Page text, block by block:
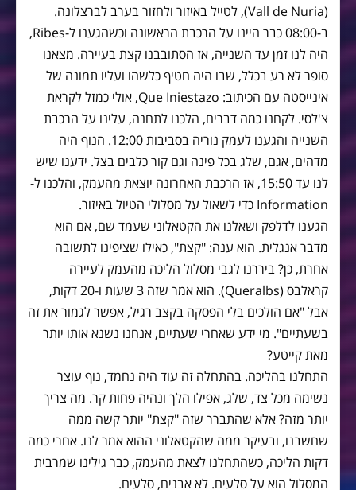
(Vall de Nuria), לטייל באיזור ולחזור בערב לברצלונה.
ב-08:00 כבר היינו על הרכבת הראשונה וכשהגענו ל-Ribes,
היה לנו זמן עד השנייה, אז הסתובבנו קצת בעיירה. מצאנו
סופר לא רע בכלל, שבו היה חטיף כלשהו ועליו תמונה של
אינייסטה עם הכיתוב: Que Iniestazo, אולי כמזל לקראת
צ'לסי. לקחנו כמה דברים, הלכנו לתחנה, עלינו על הרכבת
השנייה והגענו לעמק נוריה בסביבות 12:00. הנוף היה
מדהים, אגם, שלג בכל פינה וגם קור כלבים בצל. ידענו שיש
לנו עד 15:50, אז הרכבת האחרונה יוצאת מהעמק, והלכנו ל-
Information כדי לשאול על מסלולי הטיול באיזור.
הגענו לדלפק ושאלנו את הקטאלוני שעמד שם, אם הוא
מדבר אנגלית. הוא ענה: "קצת", כאילו שציפינו לתשובה
אחרת, כן? ביררנו לגבי מסלול הליכה מהעמק לעיירה
קראלבס (Queralbs). הוא אמר שזה 3 שעות ו-20 דקות,
אבל "אם הולכים בלי הפסקה בקצב רגיל, אפשר לגמור את זה
בשעתיים". מי ידע שאחרי שעתיים, אנחנו נשנא אותו יותר
מאת קייטע?
התחלנו בהליכה. בהתחלה זה עוד היה נחמד, נוף עוצר
נשימה מכל צד, שלג, אפילו הלך ונהיה פחות קר. מה צריך
יותר מזה? אלא שהתברר שזה "קצת" יותר קשה ממה
שחשבנו, ובעיקר ממה שהקטאלוני ההוא אמר לנו. אחרי כמה
דקות הליכה, כשהתחלנו לצאת מהעמק, כבר גילינו שמרבית
המסלול הוא על סלעים. לא אבנים, סלעים.